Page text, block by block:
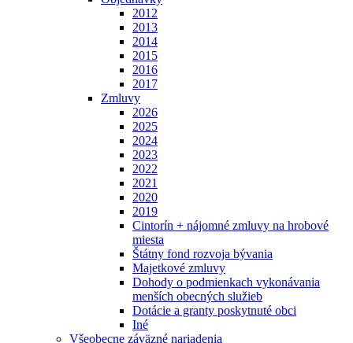
2012
2013
2014
2015
2016
2017
Zmluvy
2026
2025
2024
2023
2022
2021
2020
2019
Cintorín + nájomné zmluvy na hrobové
miesta
Štátny fond rozvoja bývania
Majetkové zmluvy
Dohody o podmienkach vykonávania
menších obecných služieb
Dotácie a granty poskytnuté obci
Iné
Všeobecne záväzné nariadenia